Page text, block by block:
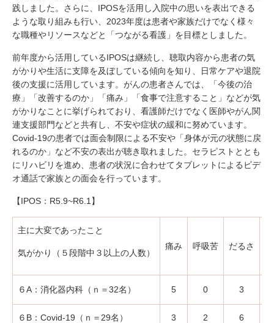
践しました。さらに、IPOSを活用し入院中の思いを表出できる
ような取り組みも行い、2023年度は患者や家族だけでなく様々
な職種やリソースなどと「つながる看護」を目標としました。
前年度から活用しているIPOSは継続し、聴取内容から患者の気
がかりや生活に支障を及ぼしている傾向を知り、日常ケアや退院
後の支援に活用しています。がんの患者さんでは、「今後の治
療」「改善するのか」「痛み」「食事で注意すること」などが気
がかりなことに挙げられており、看護師だけでなく医師やがん関
連支援部門などと共有し、不安や症状の緩和に努めています。
Covid-19の患者では面会制限による不安や「身体が元の状態に戻
れるのか」など不安の表出が聴き取れました。セラピストととも
にリハビリを進め、患者の状況に合わせてタブレットによるビデ
オ通話で家族との面会を行っています。
【IPOS：R5.9~R6.1】
主に大変であったこと
気がかり（５段階中３以上の人数）
痛み 呼吸苦 だるさ
６A：消化器内科（ｎ＝32名） 5 0 3
６B：Covid-19（ｎ＝29名） 3 2 6